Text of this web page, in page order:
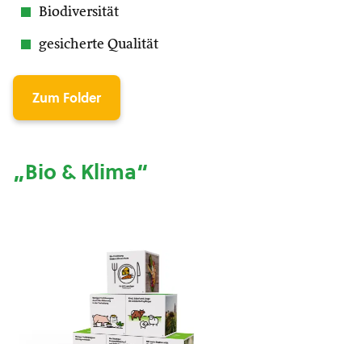
Biodiversität
gesicherte Qualität
Zum Folder
„Bio & Klima“